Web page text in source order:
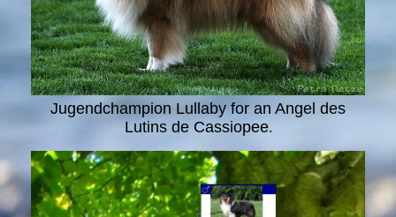
Jugendchampion Lullaby for an Angel des
Lutins de Cassiopee.